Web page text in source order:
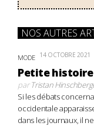
NOS AUTRES
MODE 14 OCTOBRE 2021
Petite
parTristan
Si les débats
occidentale
dans les journaux, il